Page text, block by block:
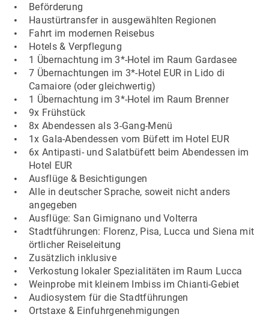
Beförderung
Haustürtransfer in ausgewählten Regionen
Fahrt im modernen Reisebus
Hotels & Verpflegung
1 Übernachtung im 3*-Hotel im Raum Gardasee
7 Übernachtungen im 3*-Hotel EUR in Lido di
Camaiore (oder gleichwertig)
1 Übernachtung im 3*-Hotel im Raum Brenner
9x Frühstück
8x Abendessen als 3-Gang-Menü
1x Gala-Abendessen vom Büfett im Hotel EUR
6x Antipasti- und Salatbüfett beim Abendessen im
Hotel EUR
Ausflüge & Besichtigungen
Alle in deutscher Sprache, soweit nicht anders
angegeben
Ausflüge: San Gimignano und Volterra
Stadtführungen: Florenz, Pisa, Lucca und Siena mit
örtlicher Reiseleitung
Zusätzlich inklusive
Verkostung lokaler Spezialitäten im Raum Lucca
Weinprobe mit kleinem Imbiss im Chianti-Gebiet
Audiosystem für die Stadtführungen
Ortstaxe & Einfuhrgenehmigungen